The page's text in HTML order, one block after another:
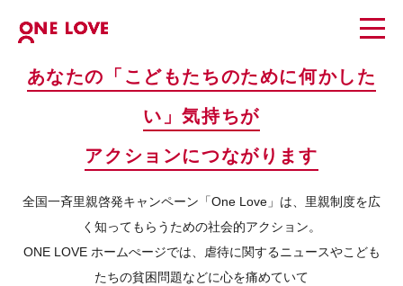
あなたの「こどもたちのために何かした
い」気持ちが
アクションにつながります
全国一斉里親啓発キャンペーン「One Love」は、里親制度を広
く知ってもらうための社会的アクション。
ONE LOVE ホームぺージでは、虐待に関するニュースやこども
たちの貧困問題などに心を痛めていて